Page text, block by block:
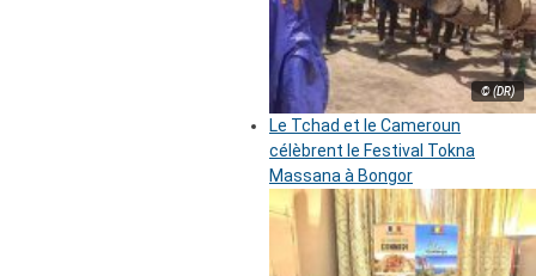
© (DR)
Le Tchad et le Cameroun
célèbrent le Festival Tokna
Massana à Bongor